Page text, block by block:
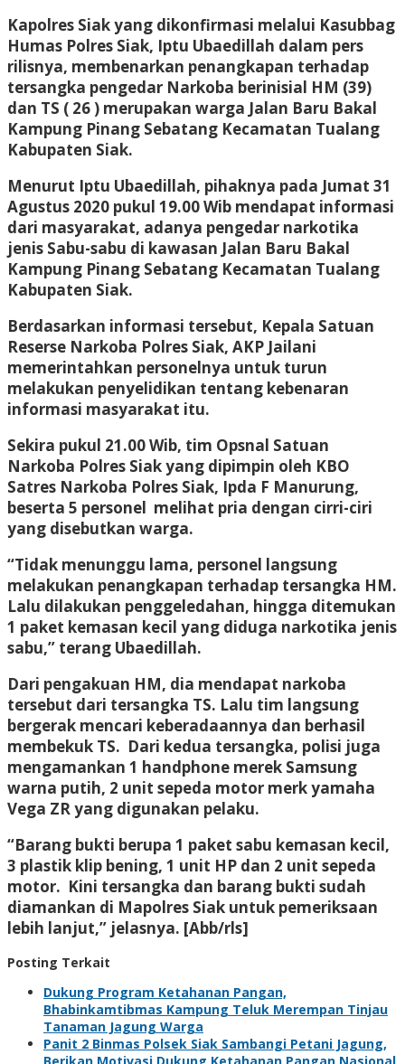
Kapolres Siak yang dikonfirmasi melalui Kasubbag
Humas Polres Siak, Iptu Ubaedillah dalam pers
rilisnya, membenarkan penangkapan terhadap
tersangka pengedar Narkoba berinisial HM (39)
dan TS ( 26 ) merupakan warga Jalan Baru Bakal
Kampung Pinang Sebatang Kecamatan Tualang
Kabupaten Siak.
Menurut Iptu Ubaedillah, pihaknya pada Jumat 31
Agustus 2020 pukul 19.00 Wib mendapat informasi
dari masyarakat, adanya pengedar narkotika
jenis Sabu-sabu di kawasan Jalan Baru Bakal
Kampung Pinang Sebatang Kecamatan Tualang
Kabupaten Siak.
Berdasarkan informasi tersebut, Kepala Satuan
Reserse Narkoba Polres Siak, AKP Jailani
memerintahkan personelnya untuk turun
melakukan penyelidikan tentang kebenaran
informasi masyarakat itu.
Sekira pukul 21.00 Wib, tim Opsnal Satuan
Narkoba Polres Siak yang dipimpin oleh KBO
Satres Narkoba Polres Siak, Ipda F Manurung,
beserta 5 personel melihat pria dengan cirri-ciri
yang disebutkan warga.
“Tidak menunggu lama, personel langsung
melakukan penangkapan terhadap tersangka HM.
Lalu dilakukan penggeledahan, hingga ditemukan
1 paket kemasan kecil yang diduga narkotika jenis
sabu,” terang Ubaedillah.
Dari pengakuan HM, dia mendapat narkoba
tersebut dari tersangka TS. Lalu tim langsung
bergerak mencari keberadaannya dan berhasil
membekuk TS. Dari kedua tersangka, polisi juga
mengamankan 1 handphone merek Samsung
warna putih, 2 unit sepeda motor merk yamaha
Vega ZR yang digunakan pelaku.
“Barang bukti berupa 1 paket sabu kemasan kecil,
3 plastik klip bening, 1 unit HP dan 2 unit sepeda
motor. Kini tersangka dan barang bukti sudah
diamankan di Mapolres Siak untuk pemeriksaan
lebih lanjut,” jelasnya. [Abb/rls]
Posting Terkait
Dukung Program Ketahanan Pangan,
Bhabinkamtibmas Kampung Teluk Merempan Tinjau
Tanaman Jagung Warga
Panit 2 Binmas Polsek Siak Sambangi Petani Jagung,